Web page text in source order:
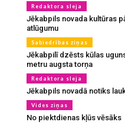
Redaktora sleja
Jēkabpils novada kultūras
atlūgumu
Sabiedrības ziņas
Jēkabpilī dzēsts kūlas
metru augsta torņa
Redaktora sleja
Jēkabpils novadā notiks
Vides ziņas
No piektdienas kļūs vēsāks